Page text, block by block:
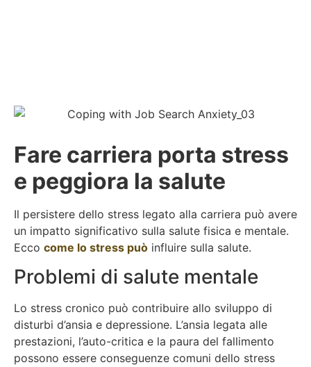
Fare carriera porta stress
e peggiora la salute
Il persistere dello stress legato alla carriera può avere
un impatto significativo sulla salute fisica e mentale.
Ecco come lo stress può influire sulla salute.
Problemi di salute mentale
Lo stress cronico può contribuire allo sviluppo di
disturbi d’ansia e depressione. L’ansia legata alle
prestazioni, l’auto-critica e la paura del fallimento
possono essere conseguenze comuni dello stress